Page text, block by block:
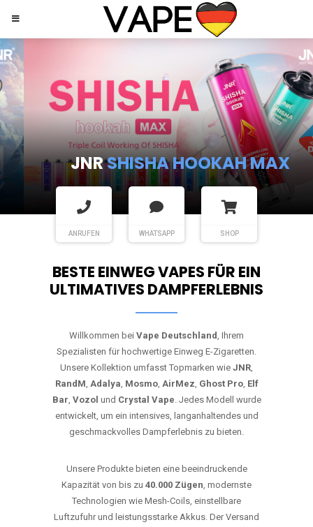
JNRSHISHA HOOKAH MAX
ANRUFEN WHATSAPP SHOP
BESTE EINWEG VAPES FÜR EIN
ULTIMATIVES DAMPFERLEBNIS
Willkommen bei Vape Deutschland, Ihrem
Spezialisten für hochwertige Einweg E-Zigaretten.
Unsere Kollektion umfasst Topmarken wie JNR,
RandM, Adalya, Mosmo, AirMez, Ghost Pro, Elf
Bar, Vozol und Crystal Vape. Jedes Modell wurde
entwickelt, um ein intensives, langanhaltendes und
geschmackvolles Dampferlebnis zu bieten.
Unsere Produkte bieten eine beeindruckende
Kapazität von bis zu 40.000 Zügen, modernste
Technologien wie Mesh-Coils, einstellbare
Luftzufuhr und leistungsstarke Akkus. Der Versand